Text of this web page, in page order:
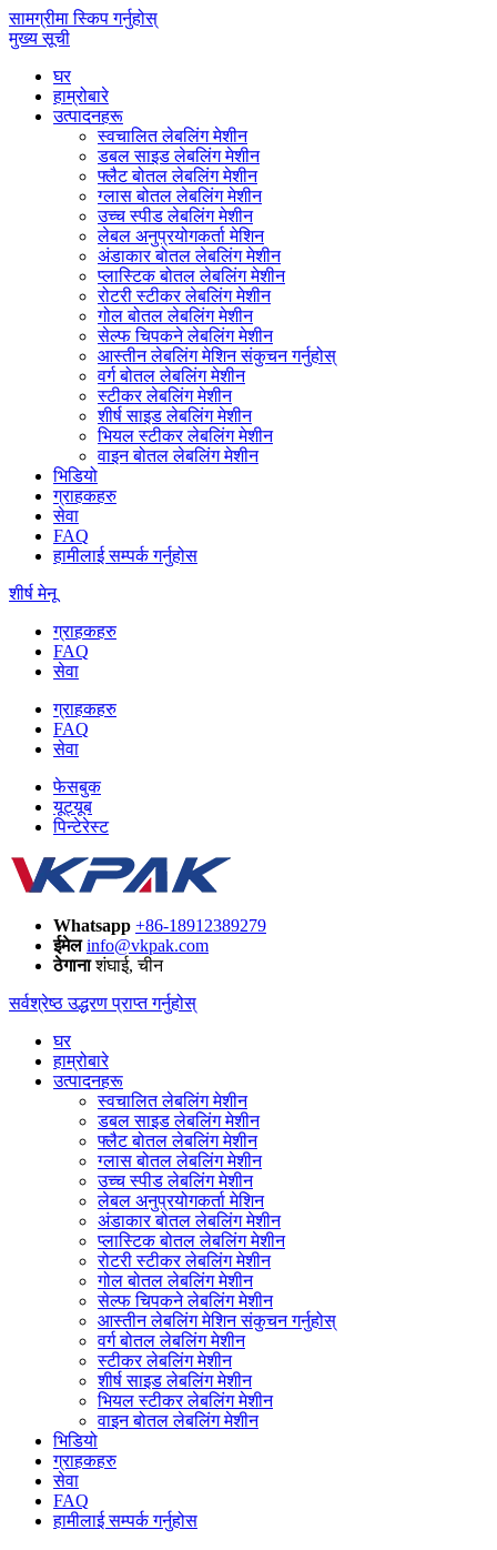
सामग्रीमा स्किप गर्नुहोस्
मुख्य सूची
घर
हाम्रोबारे
उत्पादनहरू
स्वचालित लेबलिंग मेशीन
डबल साइड लेबलिंग मेशीन
फ्लैट बोतल लेबलिंग मेशीन
ग्लास बोतल लेबलिंग मेशीन
उच्च स्पीड लेबलिंग मेशीन
लेबल अनुप्रयोगकर्ता मेशिन
अंडाकार बोतल लेबलिंग मेशीन
प्लास्टिक बोतल लेबलिंग मेशीन
रोटरी स्टीकर लेबलिंग मेशीन
गोल बोतल लेबलिंग मेशीन
सेल्फ चिपकने लेबलिंग मेशीन
आस्तीन लेबलिंग मेशिन संकुचन गर्नुहोस्
वर्ग बोतल लेबलिंग मेशीन
स्टीकर लेबलिंग मेशीन
शीर्ष साइड लेबलिंग मेशीन
भियल स्टीकर लेबलिंग मेशीन
वाइन बोतल लेबलिंग मेशीन
भिडियो
ग्राहकहरु
सेवा
FAQ
हामीलाई सम्पर्क गर्नुहोस
शीर्ष मेनू
ग्राहकहरु
FAQ
सेवा
ग्राहकहरु
FAQ
सेवा
फेसबुक
यूट्यूब
पिन्टेरेस्ट
Whatsapp +86-18912389279
ईमेल info@vkpak.com
ठेगानाशंघाई, चीन
सर्वश्रेष्ठ उद्धरण प्राप्त गर्नुहोस्
घर
हाम्रोबारे
उत्पादनहरू
स्वचालित लेबलिंग मेशीन
डबल साइड लेबलिंग मेशीन
फ्लैट बोतल लेबलिंग मेशीन
ग्लास बोतल लेबलिंग मेशीन
उच्च स्पीड लेबलिंग मेशीन
लेबल अनुप्रयोगकर्ता मेशिन
अंडाकार बोतल लेबलिंग मेशीन
प्लास्टिक बोतल लेबलिंग मेशीन
रोटरी स्टीकर लेबलिंग मेशीन
गोल बोतल लेबलिंग मेशीन
सेल्फ चिपकने लेबलिंग मेशीन
आस्तीन लेबलिंग मेशिन संकुचन गर्नुहोस्
वर्ग बोतल लेबलिंग मेशीन
स्टीकर लेबलिंग मेशीन
शीर्ष साइड लेबलिंग मेशीन
भियल स्टीकर लेबलिंग मेशीन
वाइन बोतल लेबलिंग मेशीन
भिडियो
ग्राहकहरु
सेवा
FAQ
हामीलाई सम्पर्क गर्नुहोस